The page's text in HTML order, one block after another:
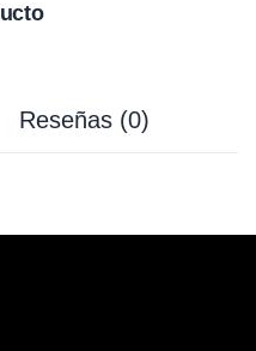
Reseñas (0)